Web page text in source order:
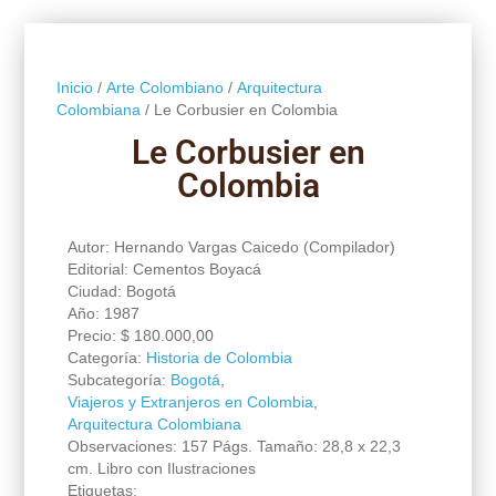
Inicio/ Arte Colombiano/ Arquitectura
Colombiana/ Le Corbusier en Colombia
Le Corbusier en
Colombia
Autor: Hernando Vargas Caicedo (Compilador)
Editorial: Cementos Boyacá
Ciudad: Bogotá
Año: 1987
Precio: $180.000,00
Categoría: Historia de Colombia
Subcategoría: Bogotá,
Viajeros y Extranjeros en Colombia,
Arquitectura Colombiana
Observaciones: 157 Págs. Tamaño: 28,8 x 22,3
cm. Libro con Ilustraciones
Etiquetas: